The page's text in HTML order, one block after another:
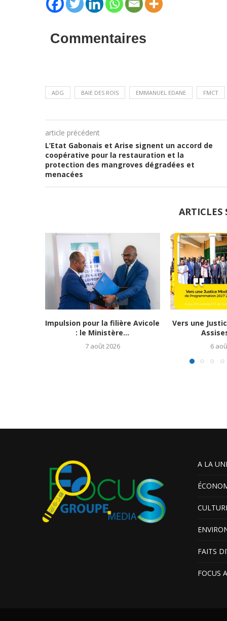
Commentaires
ADG BAIE DES ROIS EMMANUEL EDANE FMCT
article précédent
L’Etat Gabonais et Arise signent un accord de
coopérative pour la restauration et la
protection des mangroves dégradées et
menacées
ARTICLES
Impulsion pour la filière Avicole
: le Ministère...
7 août 2026
Vers une
6
A LA
FAITS
FOCUS